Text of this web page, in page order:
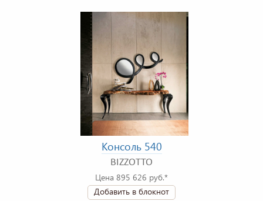
Консоль 540
BIZZOTTO
Цена 895 626 руб.*
Добавить в блокнот